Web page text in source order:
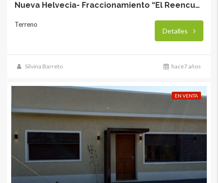
Nueva Helvecia- Fraccionamiento “El Reencuentro”
Terreno
Detalles
Silvina Barreto hace7 años
EN VENTA